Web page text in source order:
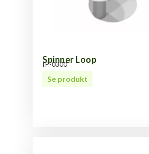
Spinner Loop
IP-0300
Se produkt